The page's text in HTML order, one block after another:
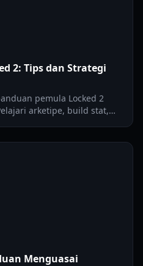
2: Tips dan Strategi
pemula Locked 2
arketipe, build stat,
Menguasai